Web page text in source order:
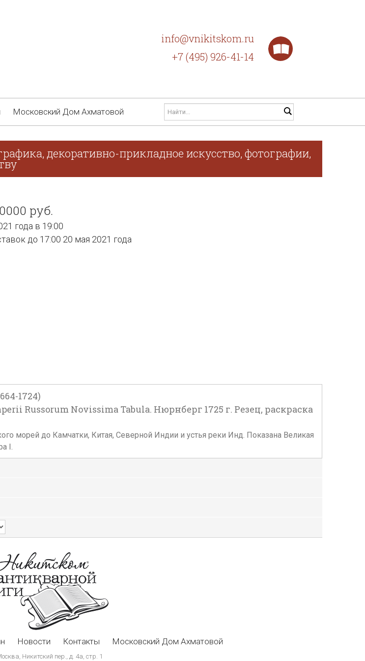
info@vnikitskom.ru
+7 (495) 926-41-14
Московский Дом Ахматовой
декоративно-прикладное искусство, фотографии,
руб.
года в 19:00
до 17:00 20 мая 2021 года
1724)
Russorum Novissima Tabula. Нюрнберг 1725 г. Резец, раскраска
морей до Камчатки, Китая, Северной Индии и устья реки Инд. Показана Великая
I.
Новости Контакты Московский Дом Ахматовой
Никитский пер., д. 4а, стр. 1